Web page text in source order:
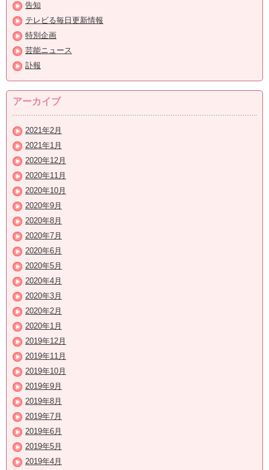
告知
テレビる毎日更新情報
特別企画
芸能ニュース
訃報
アーカイブ
2021年2月
2021年1月
2020年12月
2020年11月
2020年10月
2020年9月
2020年8月
2020年7月
2020年6月
2020年5月
2020年4月
2020年3月
2020年2月
2020年1月
2019年12月
2019年11月
2019年10月
2019年9月
2019年8月
2019年7月
2019年6月
2019年5月
2019年4月